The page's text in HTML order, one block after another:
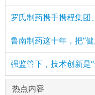
罗氏制药携手携程集团
鲁南制药这十年，把“
强监管下，技术创新是
热点内容